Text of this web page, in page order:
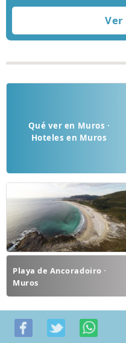
Qué ver en Muros ·
Hoteles en Muros
Playa de Ancoradoiro ·
Muros